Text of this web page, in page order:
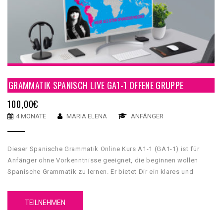
GRAMMATIK SPANISCH LIVE GA1-1 OFFENE GRUPPE
100,00€
4 MONATE MARIA ELENA ANFÄNGER
Dieser Spanische Grammatik Online Kurs A1-1 (GA1-1) ist für
Anfänger ohne Vorkenntnisse geeignet, die beginnen wollen
Spanische Grammatik zu lernen. Er bietet Dir ein klares und
Unser GA1-1 Spanische Grammatik Online Kurs A1-1 hat 5
TEILNEHMEN